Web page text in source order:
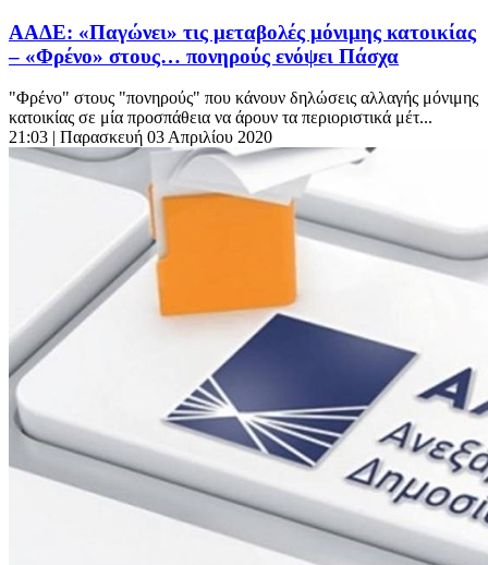
ΑΑΔΕ: «Παγώνει» τις μεταβολές μόνιμης κατοικίας
– «Φρένο» στους… πονηρούς ενόψει Πάσχα
"Φρένο" στους "πονηρούς" που κάνουν δηλώσεις αλλαγής μόνιμης
κατοικίας σε μία προσπάθεια να άρουν τα περιοριστικά μέτ...
21:03 | Παρασκευή 03 Απριλίου 2020